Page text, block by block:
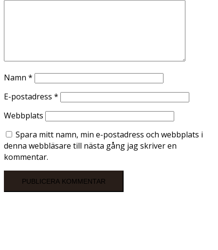
Namn *
E-postadress *
Webbplats
Spara mitt namn, min e-postadress och webbplats i
denna webbläsare till nästa gång jag skriver en
kommentar.